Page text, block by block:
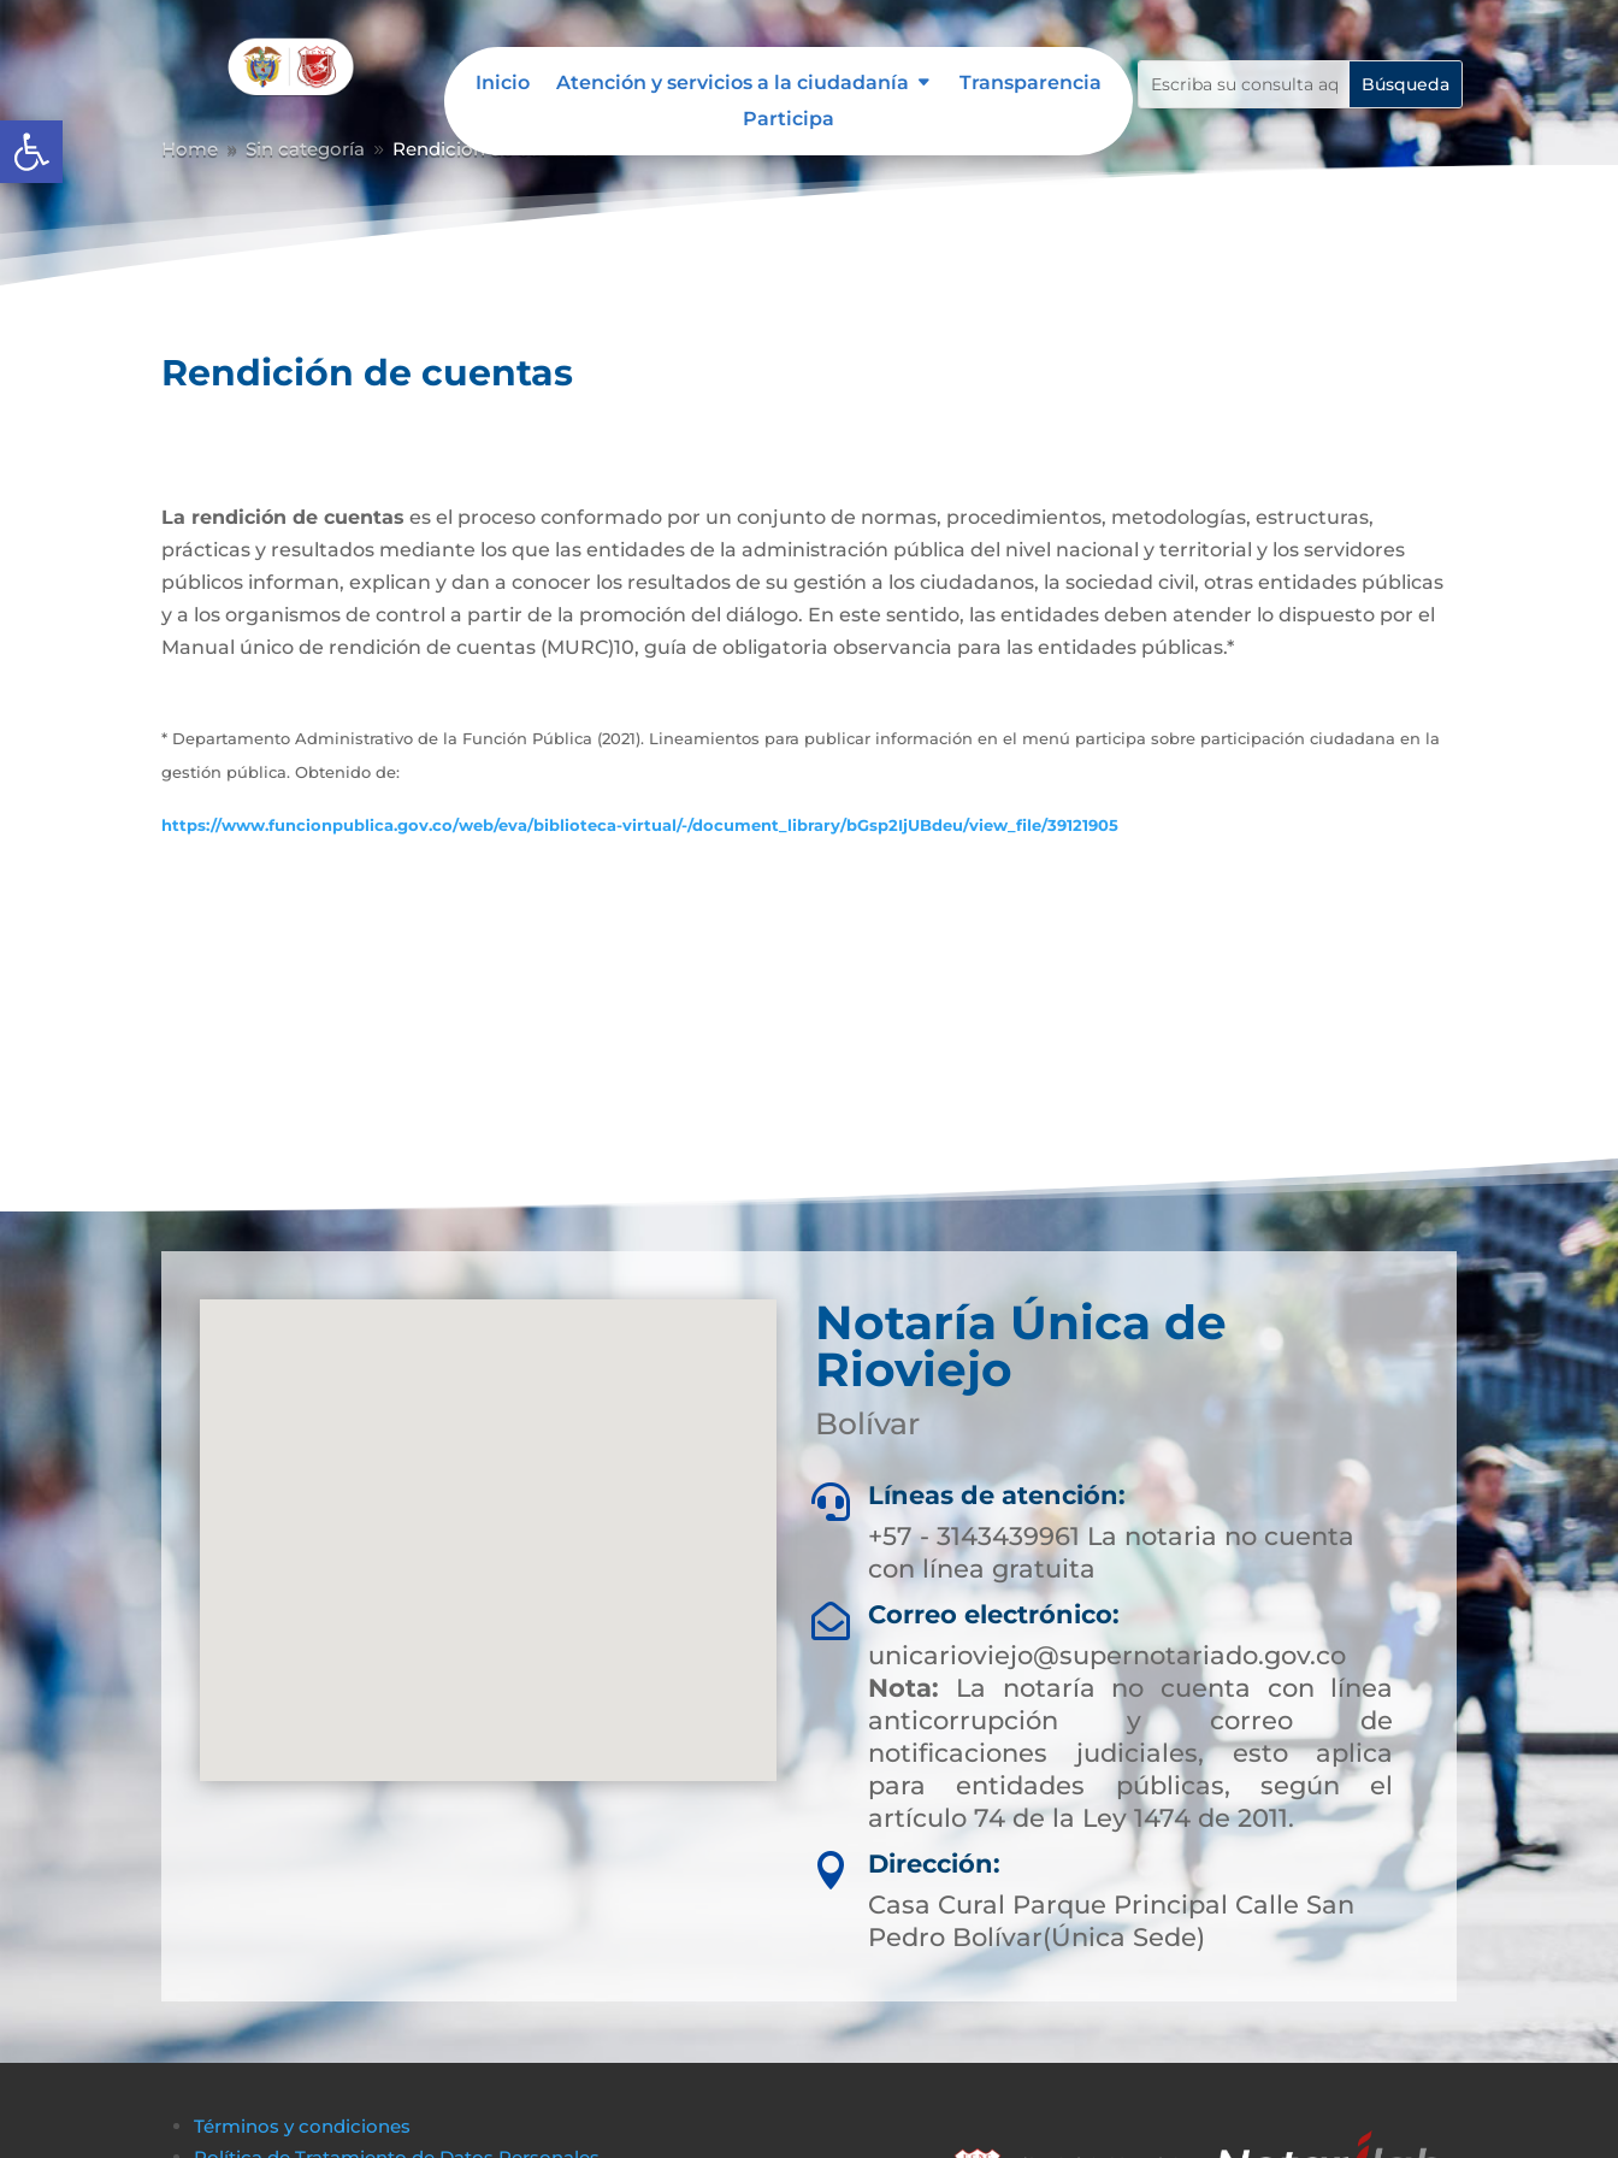
Abrir barra de herramientas
Inicio Atención y servicios a la ciudadanía
Transparencia
Participa
Home 9 Sin categoría 9 Rendición de cuentas
Rendición de cuentas
La rendición de cuentas es el proceso conformado por un conjunto de normas, procedimientos, metodologías, estructuras,
prácticas y resultados mediante los que las entidades de la administración pública del nivel nacional y territorial y los servidores
públicos informan, explican y dan a conocer los resultados de su gestión a los ciudadanos, la sociedad civil, otras entidades públicas
y a los organismos de control a partir de la promoción del diálogo. En este sentido, las entidades deben atender lo dispuesto por el
Manual único de rendición de cuentas (MURC)10, guía de obligatoria observancia para las entidades públicas.*
* Departamento Administrativo de la Función Pública (2021). Lineamientos para publicar información en el menú participa sobre participación ciudadana en la
gestión pública. Obtenido de:
https://www.funcionpublica.gov.co/web/eva/biblioteca-virtual/-/document_library/bGsp2IjUBdeu/view_file/39121905
Notaría Única de
Rioviejo
Bolívar
 Líneas de atención:
+57 - 3143439961 La notaria no cuenta
con línea gratuita

Correo electrónico:
unicarioviejo@supernotariado.gov.co
Nota: La notaría no cuenta con línea
anticorrupción y correo de
notificaciones judiciales, esto aplica
para entidades públicas, según el
artículo 74 de la Ley 1474 de 2011.

Dirección:
Casa Cural Parque Principal Calle San
Pedro Bolívar(Única Sede)
Términos y condiciones